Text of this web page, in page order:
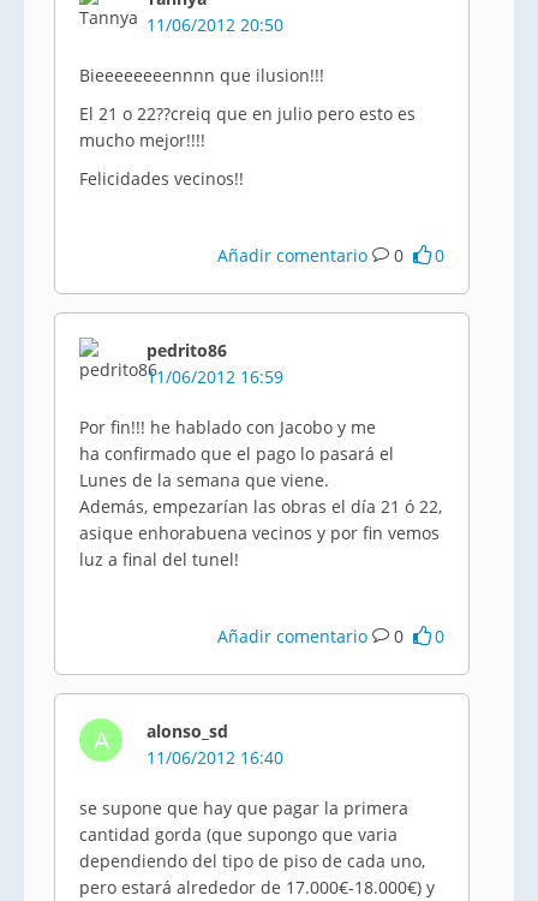
11/06/2012 20:50
Bieeeeeeeennnn que ilusion!!!
El 21 o 22??creiq que en julio pero esto es
mucho mejor!!!!
Felicidades vecinos!!
Añadir comentario 0 0
pedrito86
11/06/2012 16:59
Por fin!!! he hablado con Jacobo y me
ha confirmado que el pago lo pasará el
Lunes de la semana que viene.
Además, empezarían las obras el día 21 ó 22,
asique enhorabuena vecinos y por fin vemos
luz a final del tunel!
Añadir comentario 0 0
A
alonso_sd
11/06/2012 16:40
se supone que hay que pagar la primera
cantidad gorda (que supongo que varia
dependiendo del tipo de piso de cada uno,
pero estará alrededor de 17.000€-18.000€) y